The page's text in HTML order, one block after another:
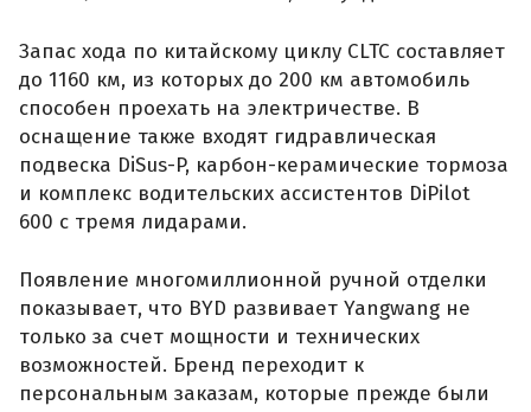
Запас хода по китайскому циклу CLTC составляет
до 1160 км, из которых до 200 км автомобиль
способен проехать на электричестве. В
оснащение также входят гидравлическая
подвеска DiSus-P, карбон-керамические тормоза
и комплекс водительских ассистентов DiPilot
600 с тремя лидарами.
Появление многомиллионной ручной отделки
показывает, что BYD развивает Yangwang не
только за счет мощности и технических
возможностей. Бренд переходит к
персональным заказам, которые прежде были